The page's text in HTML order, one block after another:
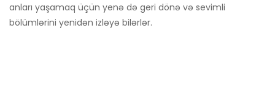
anları yaşamaq üçün yenə də geri dönə və sevimli
bölümlərini yenidən izləyə bilərlər.